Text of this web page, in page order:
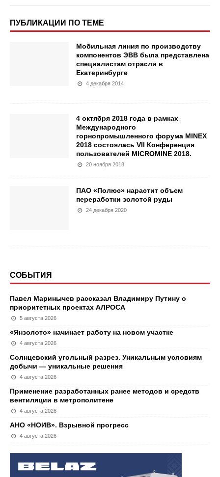
ПУБЛИКАЦИИ ПО ТЕМЕ
Мобильная линия по производству
компонентов ЭВВ была представлена
специалистам отрасли в
Екатеринбурге
4 декабря 2014
4 октября 2018 года в рамках
Международного
горнопромышленного форума MINEX
2018 состоялась VII Конференция
пользователей MICROMINE 2018.
20 ноября 2018
ПАО «Полюс» нарастит объем
переработки золотой руды
24 декабря 2020
СОБЫТИЯ
Павел Маринычев рассказал Владимиру Путину о
приоритетных проектах АЛРОСА
5 августа 2026
«Янзолото» начинает работу на новом участке
4 августа 2026
Солнцевский угольный разрез. Уникальным условиям
добычи — уникальные решения
4 августа 2026
Применение разработанных ранее методов и средств
вентиляции в метрополитене
4 августа 2026
АНО «НОИВ». Взрывной прогресс
4 августа 2026